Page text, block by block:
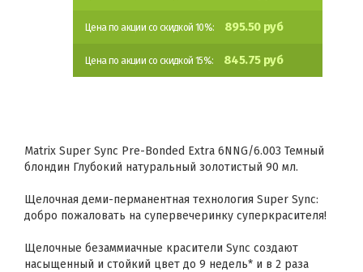
Цена по акции со скидкой 10%: 895.50 руб
Цена по акции со скидкой 15%: 845.75 руб
Matrix Super Sync Pre-Bonded Extra 6NNG/6.003 Темный
блондин Глубокий натуральный золотистый 90 мл.
Щелочная деми-перманентная технология Super Sync:
добро пожаловать на супервечеринку суперкрасителя!
Щелочные безаммиачные красители Sync создают
насыщенный и стойкий цвет до 9 недель* и в 2 раза